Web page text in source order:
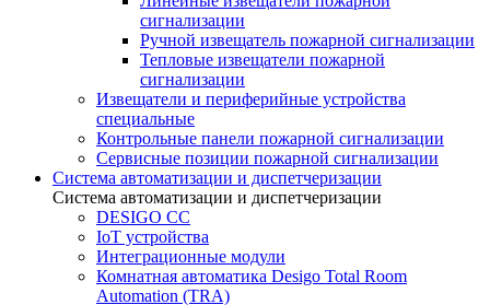
сигнализации
Ручной извещатель пожарной сигнализации
Тепловые извещатели пожарной
сигнализации
Извещатели и периферийные устройства
специальные
Контрольные панели пожарной сигнализации
Сервисные позиции пожарной сигнализации
Система автоматизации и диспетчеризации
Система автоматизации и диспетчеризации
DESIGO CC
IoT устройства
Интеграционные модули
Комнатная автоматика Desigo Total Room
Automation (TRA)